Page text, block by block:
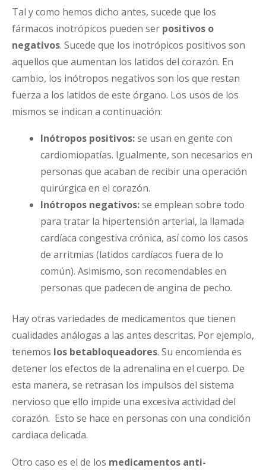
Tal y como hemos dicho antes, sucede que los
fármacos inotrópicos pueden ser positivos o
negativos. Sucede que los inotrópicos positivos son
aquellos que aumentan los latidos del corazón. En
cambio, los inótropos negativos son los que restan
fuerza a los latidos de este órgano. Los usos de los
mismos se indican a continuación:
Inótropos positivos:se usan en gente con
cardiomiopatías. Igualmente, son necesarios en
personas que acaban de recibir una operación
quirúrgica en el corazón.
Inótropos negativos:se emplean sobre todo
para tratar la hipertensión arterial, la llamada
cardíaca congestiva crónica, así como los casos
de arritmias (latidos cardíacos fuera de lo
común). Asimismo, son recomendables en
personas que padecen de angina de pecho.
Hay otras variedades de medicamentos que tienen
cualidades análogas a las antes descritas. Por ejemplo,
tenemos los betabloqueadores. Su encomienda es
detener los efectos de la adrenalina en el cuerpo. De
esta manera, se retrasan los impulsos del sistema
nervioso que ello impide una excesiva actividad del
corazón. Esto se hace en personas con una condición
cardiaca delicada.
Otro caso es el de los medicamentos anti-